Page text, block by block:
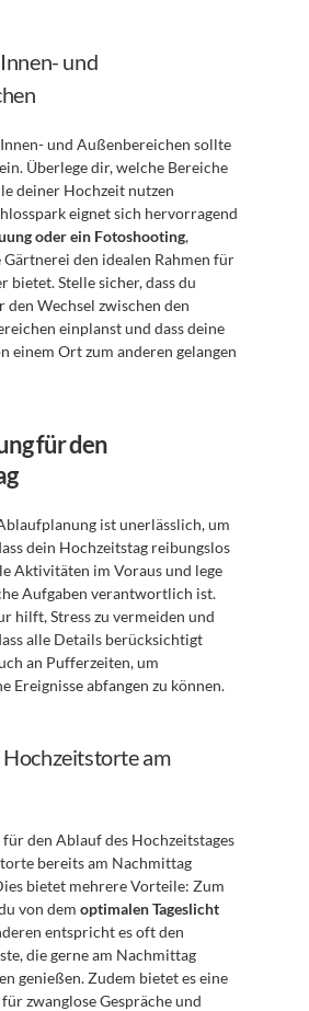
und
und Außenbereichen sollte
Überlege dir, welche Bereiche
deiner Hochzeit nutzen
eignet sich hervorragend
oder ein Fotoshooting,
den idealen Rahmen für
bietet. Stelle sicher, dass du
den Wechsel zwischen den
einplanst und dass deine
einem Ort zum anderen gelangen
für den
ist unerlässlich, um
dein Hochzeitstag reibungslos
Aktivitäten im Voraus und lege
Aufgaben verantwortlich ist.
hilft, Stress zu vermeiden und
alle Details berücksichtigt
an Pufferzeiten, um
Ereignisse abfangen zu können.
am
den Ablauf des Hochzeitstages
bereits am Nachmittag
bietet mehrere Vorteile: Zum
von dem optimalen Tageslicht
entspricht es oft den
die gerne am Nachmittag
genießen. Zudem bietet es eine
zwanglose Gespräche und